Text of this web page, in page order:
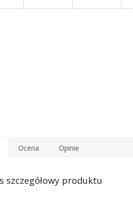
Ocena Opinie
szczegółowy produktu